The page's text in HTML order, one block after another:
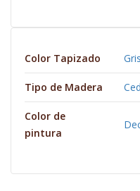
Color Tapizado Gris
Tipo de Madera
Color de
pintura